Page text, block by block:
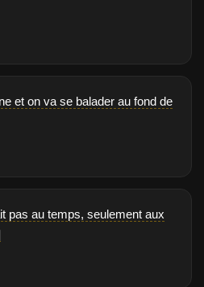
et on va se balader au fond de
pas au temps, seulement aux